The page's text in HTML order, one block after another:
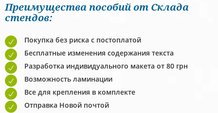
Преимущества пособий от Склада
стендов:
Покупка без риска с постоплатой
Бесплатные изменения содержания текста
Разработка индивидуального макета от 80 грн
Возможность ламинации
Все для крепления в комплекте
Отправка Новой почтой